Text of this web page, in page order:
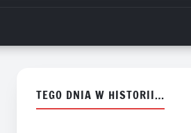
TEGO DNIA W HISTORII…